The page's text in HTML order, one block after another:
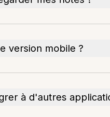
version mobile ?
à d'autres